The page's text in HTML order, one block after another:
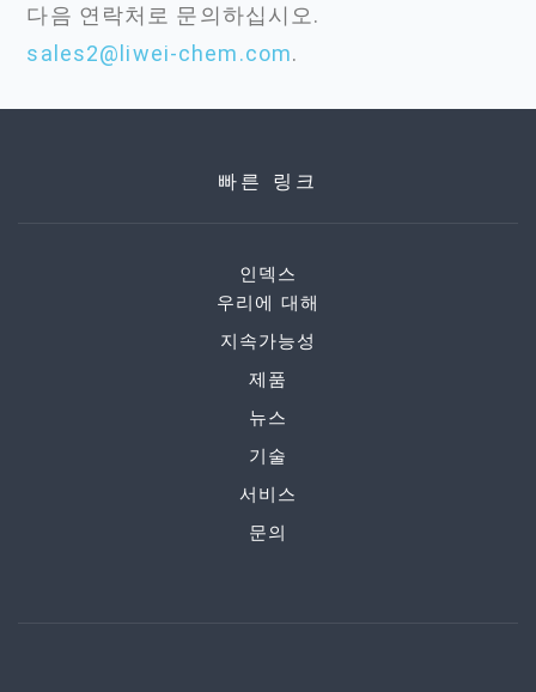
다음 연락처로 문의하십시오.
sales2@liwei-chem.com.
빠른 링크
인덱스
우리에 대해
지속가능성
제품
뉴스
기술
서비스
문의